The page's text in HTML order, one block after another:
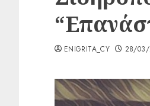
ENIGRITA_CY 28/03/